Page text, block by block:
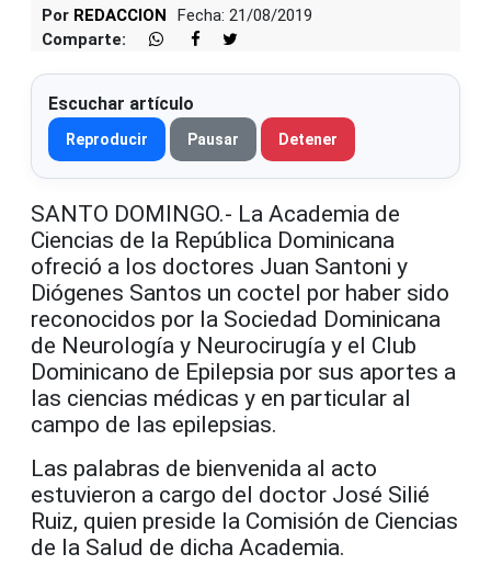
Por REDACCION
Fecha: 21/08/2019
Comparte:
Escuchar artículo
Reproducir Pausar Detener
SANTO DOMINGO.- La Academia de
Ciencias de la República Dominicana
ofreció a los doctores Juan Santoni y
Diógenes Santos un coctel por haber sido
reconocidos por la Sociedad Dominicana
de Neurología y Neurocirugía y el Club
Dominicano de Epilepsia por sus aportes a
las ciencias médicas y en particular al
campo de las epilepsias.
Las palabras de bienvenida al acto
estuvieron a cargo del doctor José Silié
Ruiz, quien preside la Comisión de Ciencias
de la Salud de dicha Academia.